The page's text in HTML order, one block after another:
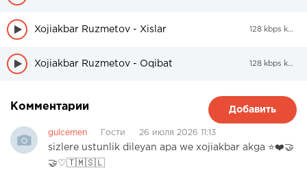
Xojiakbar Ruzmetov - Xislar 128 kbps kbps
Xojiakbar Ruzmetov - Oqibat 128 kbps kbps
Комментарии Добавить
gulcemen Гости 26 июля 2026 11:13
sizlere ustunlik dileyan apa we xojiakbar akga ⭐❤️🤝
🤝♡🇹🇲🇸🇱